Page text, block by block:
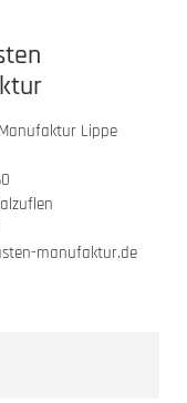
Lippe
manufaktur.de